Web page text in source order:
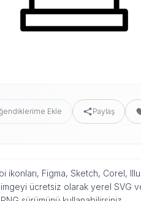
Ekle Paylaş
ikonları, Figma, Sketch, Corel,
ücretsiz olarak yerel SVG